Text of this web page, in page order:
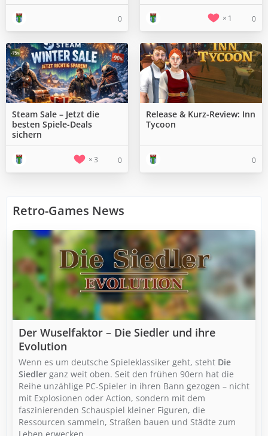
0 1 0
Steam Sale – Jetzt die
besten Spiele-Deals
sichern
3 0
Release & Kurz-Review: Inn
Tycoon
0
Retro-Games News
Der Wuselfaktor – Die Siedler und ihre
Evolution
Wenn es um deutsche Spieleklassiker geht, steht Die
Siedler ganz weit oben. Seit den frühen 90ern hat die
Reihe unzählige PC-Spieler in ihren Bann gezogen – nicht
mit Explosionen oder Action, sondern mit dem
faszinierenden Schauspiel kleiner Figuren, die
Ressourcen sammeln, Straßen bauen und Städte zum